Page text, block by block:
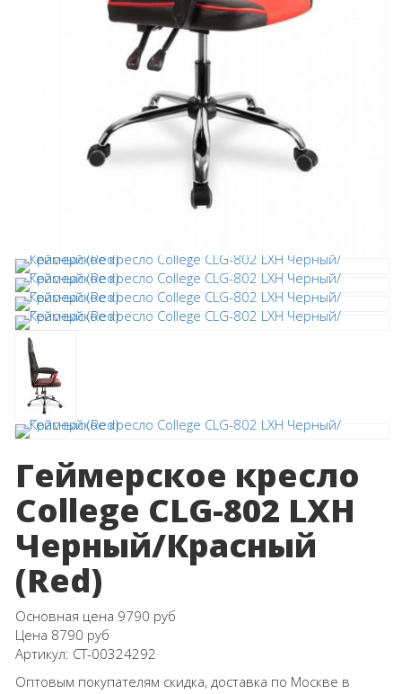
Геймерское кресло
College CLG-802 LXH
Черный/Красный
(Red)
Основная цена 9790 руб
Цена 8790 руб
Артикул: СТ-00324292
Оптовым покупателям скидка, доставка по Москве в